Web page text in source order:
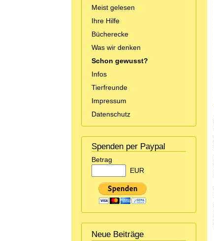
Meist gelesen
Ihre Hilfe
Bücherecke
Was wir denken
Schon gewusst?
Infos
Tierfreunde
Impressum
Datenschutz
Spenden per Paypal
Betrag
EUR
Neue Beiträge